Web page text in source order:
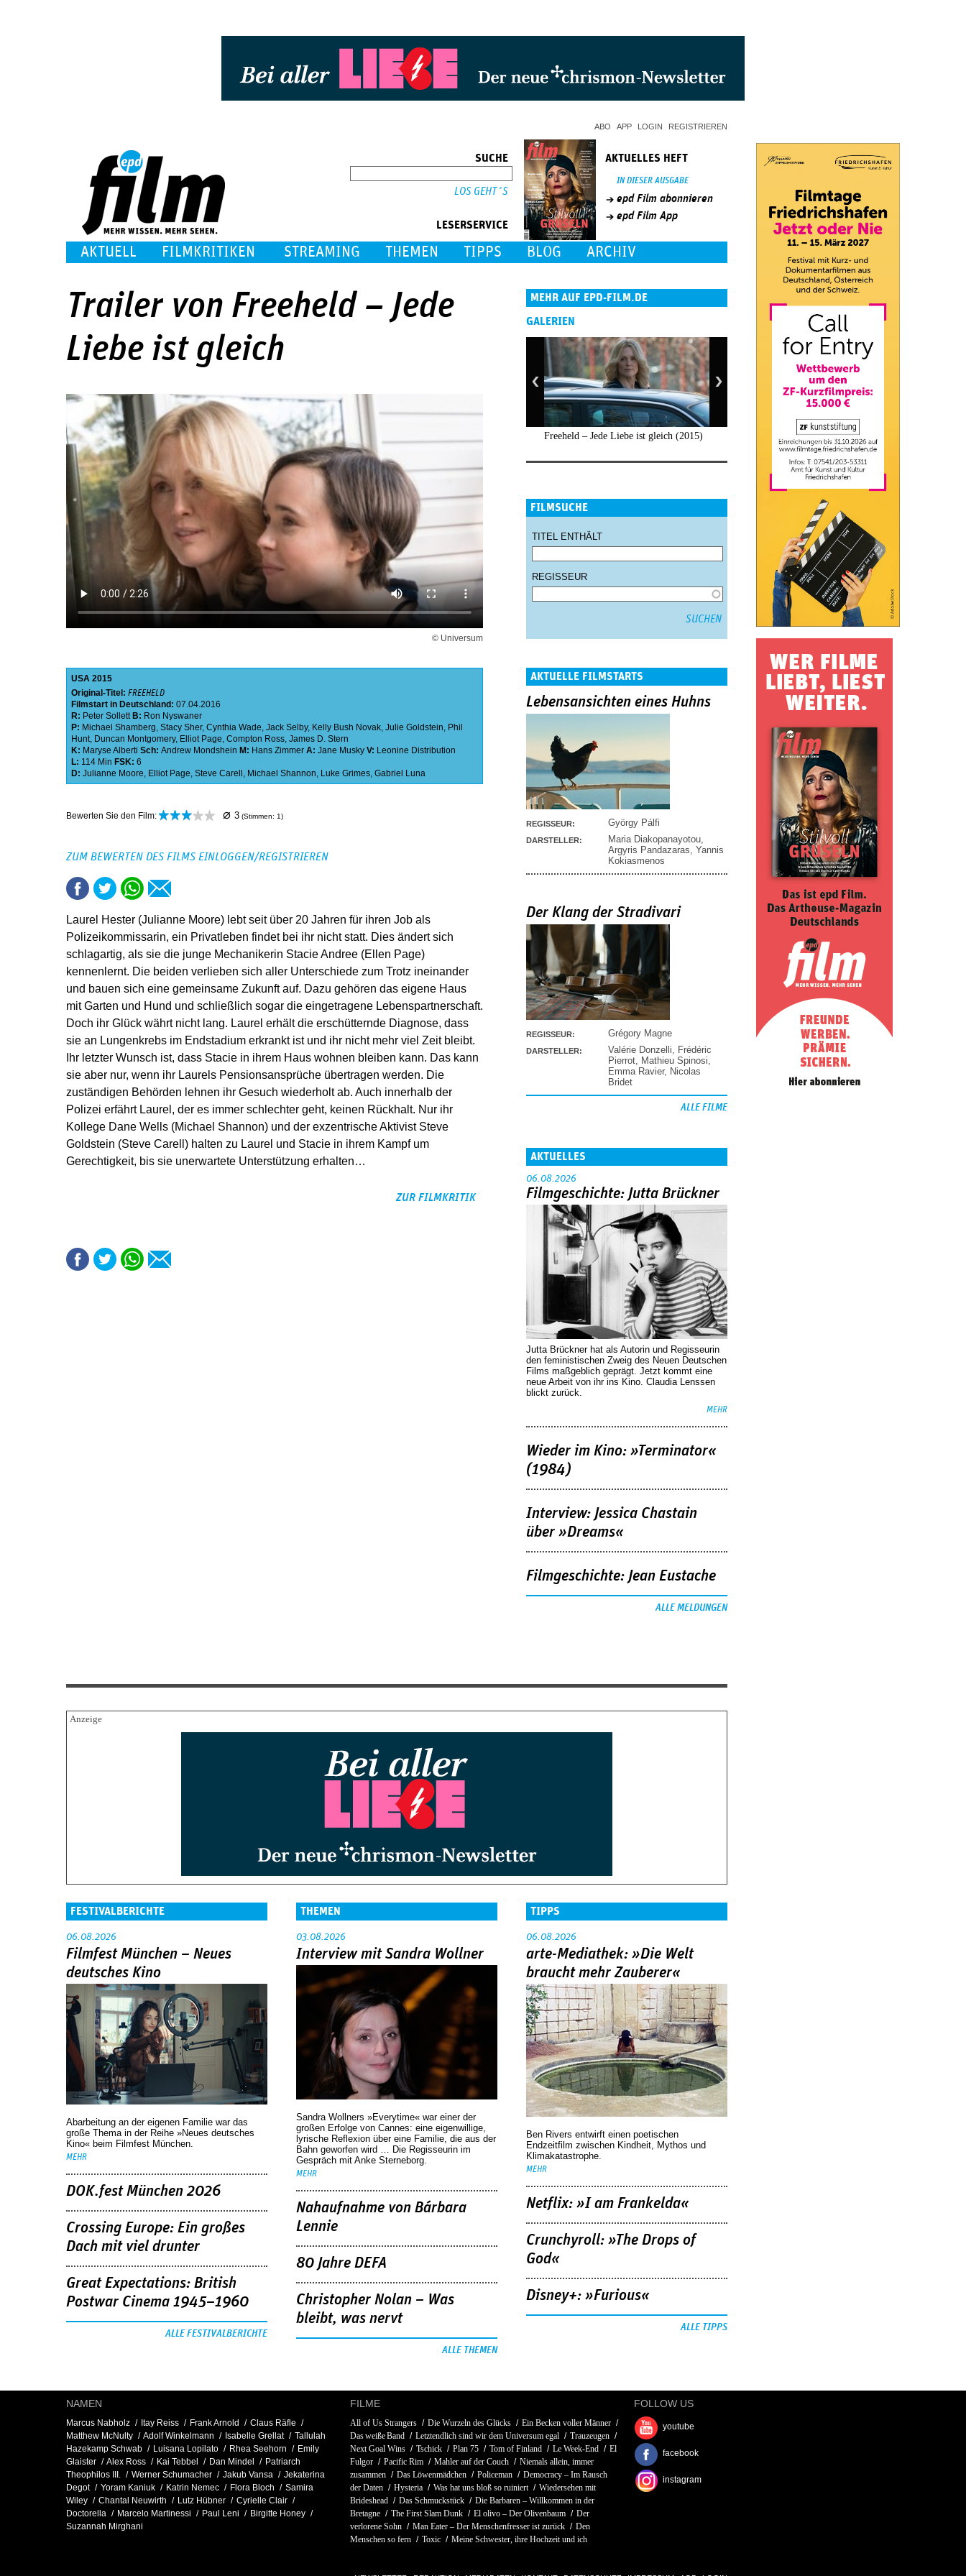
ABO APP LOGIN REGISTRIEREN
SUCHE
LESERSERVICE
AKTUELLES HEFT
IN DIESER AUSGABE
epd Film abonnieren
epd Film App
AKTUELL FILMKRITIKEN STREAMING THEMEN TIPPS BLOG ARCHIV
Trailer von Freeheld – Jede
Liebe ist gleich
© Universum
USA 2015
Original-Titel: FREEHELD
Filmstart in Deutschland: 07.04.2016
R: Peter Sollett B: Ron Nyswaner
P: Michael Shamberg, Stacy Sher, Cynthia Wade, Jack Selby, Kelly Bush Novak, Julie Goldstein, Phil
Hunt, Duncan Montgomery, Elliot Page, Compton Ross, James D. Stern
K: Maryse Alberti Sch: Andrew Mondshein M: Hans Zimmer A: Jane Musky V: Leonine Distribution
L: 114 Min FSK: 6
D: Julianne Moore, Elliot Page, Steve Carell , Michael Shannon, Luke Grimes, Gabriel Luna
Bewerten Sie den Film: ⌀ 3 (Stimmen: 1)
ZUM BEWERTEN DES FILMS EINLOGGEN/REGISTRIEREN
Laurel Hester (Julianne Moore) lebt seit über 20 Jahren für ihren Job als
Polizeikommissarin, ein Privatleben findet bei ihr nicht statt. Dies ändert sich
schlagartig, als sie die junge Mechanikerin Stacie Andree (Ellen Page)
kennenlernt. Die beiden verlieben sich aller Unterschiede zum Trotz ineinander
und bauen sich eine gemeinsame Zukunft auf. Dazu gehören das eigene Haus
mit Garten und Hund und schließlich sogar die eingetragene Lebenspartnerschaft.
Doch ihr Glück währt nicht lang. Laurel erhält die erschütternde Diagnose, dass
sie an Lungenkrebs im Endstadium erkrankt ist und ihr nicht mehr viel Zeit bleibt.
Ihr letzter Wunsch ist, dass Stacie in ihrem Haus wohnen bleiben kann. Das kann
sie aber nur, wenn ihr Laurels Pensionsansprüche übertragen werden. Die
zuständigen Behörden lehnen ihr Gesuch wiederholt ab. Auch innerhalb der
Polizei erfährt Laurel, der es immer schlechter geht, keinen Rückhalt. Nur ihr
Kollege Dane Wells (Michael Shannon) und der exzentrische Aktivist Steve
Goldstein (Steve Carell) halten zu Laurel und Stacie in ihrem Kampf um
Gerechtigkeit, bis sie unerwartete Unterstützung erhalten…
ZUR FILMKRITIK
MEHR AUF EPD-FILM.DE
GALERIEN
Freeheld – Jede Liebe ist gleich (2015)
FILMSUCHE
TITEL ENTHÄLT
REGISSEUR
AKTUELLE FILMSTARTS
Lebensansichten eines Huhns
REGISSEUR: György Pálfi
DARSTELLER: Maria Diakopanayotou
Argyris Pandazaras Yannis
Kokiasmenos
Der Klang der Stradivari
REGISSEUR: Grégory Magne
DARSTELLER: Valérie Donzelli
Frédéric
Pierrot Mathieu Spinosi
Emma Ravier, Nicolas
Bridet
ALLE FILME
AKTUELLES
06.08.2026
Filmgeschichte: Jutta Brückner
Jutta Brückner hat als Autorin und Regisseurin
den feministischen Zweig des Neuen Deutschen
Films maßgeblich geprägt. Jetzt kommt eine
neue Arbeit von ihr ins Kino. Claudia Lenssen
blickt zurück.
MEHR
Wieder im Kino: »Terminator«
(1984)
Interview: Jessica Chastain
über »Dreams«
Filmgeschichte: Jean Eustache
ALLE MELDUNGEN
FESTIVALBERICHTE
06.08.2026
Filmfest München – Neues
deutsches Kino
Abarbeitung an der eigenen Familie war das
große Thema in der Reihe »Neues deutsches
Kino« beim Filmfest München.
MEHR
DOK.fest München 2026
Crossing Europe: Ein großes
Dach mit viel drunter
Great Expectations: British
Postwar Cinema 1945–1960
ALLE FESTIVALBERICHTE
THEMEN
03.08.2026
Interview mit Sandra Wollner
Sandra Wollners »Everytime« war einer der
großen Erfolge von Cannes: eine eigenwillige,
lyrische Reflexion über eine ­Familie, die aus der
Bahn geworfen wird … Die Regisseurin im
Gespräch mit Anke Sterneborg.
MEHR
Nahaufnahme von Bárbara
Lennie
80 Jahre DEFA
Christopher Nolan – Was
bleibt, was nervt
ALLE THEMEN
TIPPS
06.08.2026
arte-Mediathek: »Die Welt
braucht mehr Zauberer«
Ben Rivers entwirft einen poetischen
Endzeitfilm zwischen Kindheit, Mythos und
Klimakatastrophe.
MEHR
Netflix: »I am Frankelda«
Crunchyroll: »The Drops of
God«
Disney+: »Furious«
ALLE TIPPS
NAMEN
Marcus Nabholz Itay Reiss Frank Arnold
Claus Räfle
Matthew McNulty
Adolf Winkelmann Isabelle Grellat
Tallulah
Hazekamp Schwab
Luisana Lopilato Rhea Seehorn
Emily
Glaister
Alex Ross Kai Tebbel Dan Mindel
Patriarch
Theophilos III.
Werner Schumacher Jakub Vansa
Jekaterina
Degot
Yoram Kaniuk Katrin Nemec Flora Bloch
Samira
Wiley
Chantal Neuwirth Lutz Hübner
Cyrielle Clair
Doctorella
Marcelo Martinessi Paul Leni
Birgitte Honey
Suzannah Mirghani
FILME
All of Us Strangers Die Wurzeln des Glücks
Ein Becken voller Männer
Das weiße Band
Letztendlich sind wir dem Universum egal
Trauzeugen
Next Goal Wins
Tschick Plan 75 Tom of Finland Le Week-End
El
Fulgor
Pacific Rim Mahler auf der Couch
Niemals allein, immer
zusammen
Das Löwenmädchen Policeman
Democracy – Im Rausch
der Daten
Hysteria Was hat uns bloß so ruiniert
Wiedersehen mit
Brideshead
Das Schmuckstück
Die Barbaren – Willkommen in der
Bretagne
The First Slam Dunk El olivo – Der Olivenbaum
Der
verlorene Sohn
Man Eater – Der Menschenfresser ist zurück
Den
Menschen so fern
Toxic Meine Schwester, ihre Hochzeit und ich
FOLLOW US
youtube
facebook
instagram